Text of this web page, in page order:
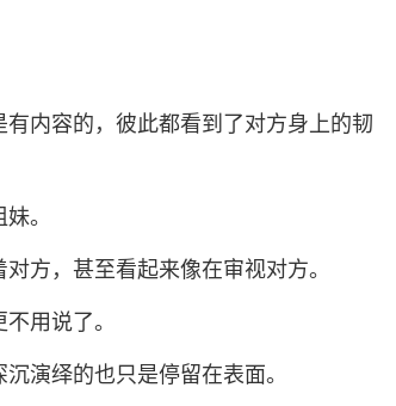
内容的，彼此都看到了对方身上的韧
。
方，甚至看起来像在审视对方。
用说了。
演绎的也只是停留在表面。